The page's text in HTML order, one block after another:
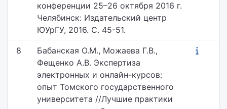
конференции 25–26 октября 2016 г.
Челябинск: Издательский центр
ЮУрГУ, 2016. С. 45-51.
8
Бабанская О.М., Можаева Г.В.,
Фещенко А.В. Экспертиза
электронных и онлайн-курсов:
опыт Томского государственного
университета //Лучшие практики